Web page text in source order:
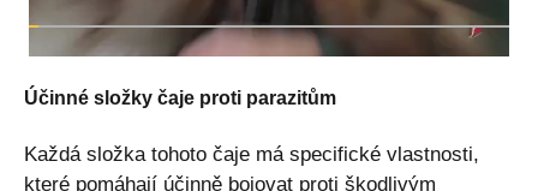
Účinné složky čaje proti parazitům
Každá složka tohoto čaje má specifické vlastnosti,
které pomáhají účinně bojovat proti škodlivým